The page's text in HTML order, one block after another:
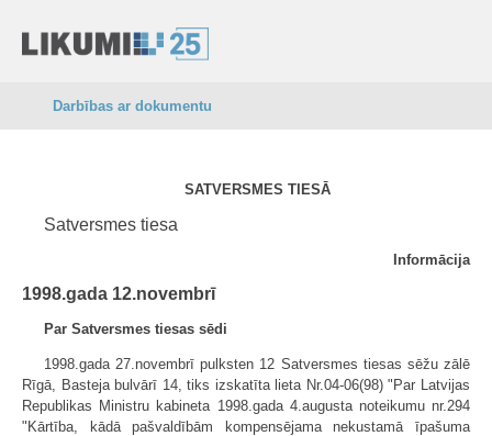
Darbības ar dokumentu
SATVERSMES TIESĀ
Satversmes tiesa
Informācija
1998.gada 12.novembrī
Par Satversmes tiesas sēdi
1998.gada 27.novembrī pulksten 12 Satversmes tiesas sēžu zālē
Rīgā, Basteja bulvārī 14, tiks izskatīta lieta Nr.04-06(98) "Par Latvijas
Republikas Ministru kabineta 1998.gada 4.augusta noteikumu nr.294
"Kārtība, kādā pašvaldībām kompensējama nekustamā īpašuma